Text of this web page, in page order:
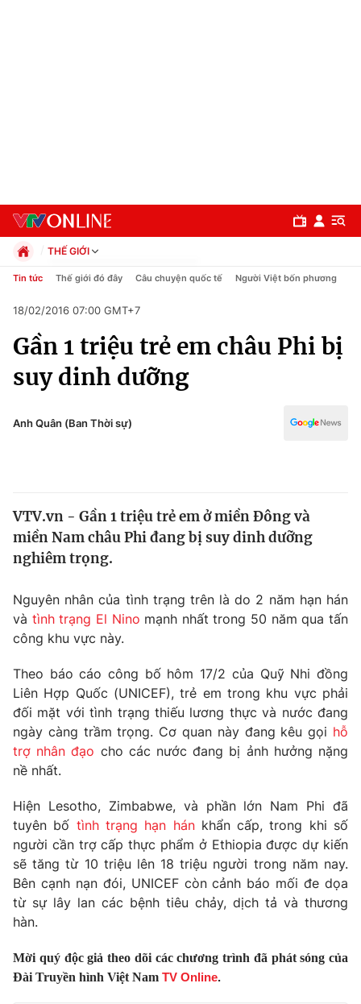
Chuyên mục
Chính trị
Thế giới
Thế giới đó đây
Câu chuyện quốc tế
Kinh tế
Tài chính
Thị trường
Góc doanh nghiệp
Dữ liệu và đời sống
Truyền hình
Phim VTV
Hậu trường
Khán giả
Giải sao mai
Giải trí
Điện ảnh
Âm nhạc
Sao
Du lịch
Làm đẹp
Chất lượng cuộc sống
Giáo dục
Tuyển sinh
Học trực tuyến
Công nghệ
Hitech Công nghệ tương lai
Thị trường
Giao lưu trực tuyến
Lịch phát sóng
THẾ GIỚI
Chính trị
Pháp luật
Kinh tế
Thể thao
Truyền hình
Y tế
Tin tức Thế giới đó đây Câu chuyện quốc tế Người Việt bốn phương
18/02/2016 07:00 GMT+7
Gần 1 triệu trẻ em châu Phi bị
suy dinh dưỡng
Anh Quân (Ban Thời sự)
VTV.vn - Gần 1 triệu trẻ em ở miền Đông và
miền Nam châu Phi đang bị suy dinh dưỡng
nghiêm trọng.
Nguyên nhân của tình trạng trên là do 2 năm hạn hán
và tình trạng El Nino mạnh nhất trong 50 năm qua tấn
công khu vực này.
Theo báo cáo công bố hôm 17/2 của Quỹ Nhi đồng
Liên Hợp Quốc (UNICEF), trẻ em trong khu vực phải
đối mặt với tình trạng thiếu lương thực và nước đang
ngày càng trầm trọng. Cơ quan này đang kêu gọi hỗ
trợ nhân đạo cho các nước đang bị ảnh hưởng nặng
nề nhất.
Hiện Lesotho, Zimbabwe, và phần lớn Nam Phi đã
tuyên bố tình trạng hạn hánkhẩn cấp, trong khi số
người cần trợ cấp thực phẩm ở Ethiopia được dự kiến
sẽ tăng từ 10 triệu lên 18 triệu người trong năm nay.
Bên cạnh nạn đói, UNICEF còn cảnh báo mối đe dọa
từ sự lây lan các bệnh tiêu chảy, dịch tả và thương
hàn.
Mời quý độc giả theo dõi các chương trình đã phát sóng của
Đài Truyền hình Việt Nam TV Online.